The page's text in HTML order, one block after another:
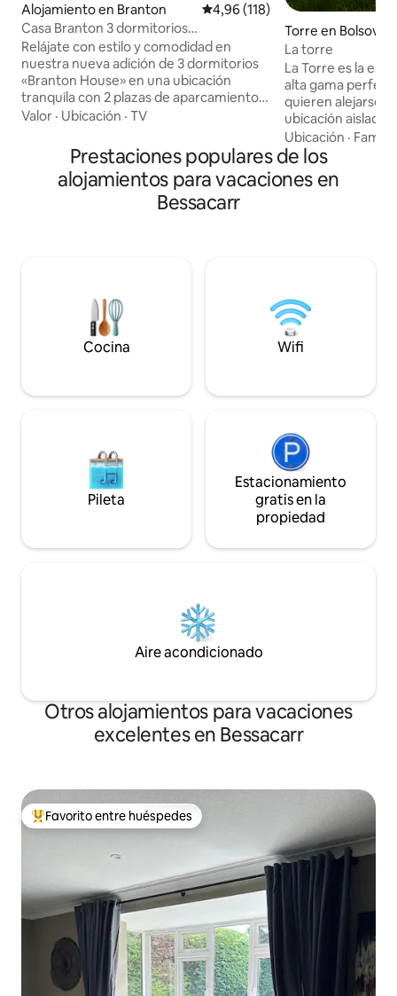
Alojamiento en Branton Calificación promedio: 4,96 de
4,96 (118)
Casa Branton 3 dormitorios
familia/trabajo/5 minutos a YWP
Relájate con estilo y comodidad en
nuestra nueva adición de 3 dormitorios
«Branton House» en una ubicación
tranquila con 2 plazas de aparcamiento
designadas en el lugar, un bonito jardín
Branton House se ha modernizado a un
nivel muy alto y tiene todo lo que
necesitas y más de lo que un hotel tiene
que ofrecer para una estancia agradable
y relajante por negocios o placer.
Valor · Ubicación · TV
Torre en Bolsover
La torre
La Torre es la
alta gama
quieren alejarse
ubicación aislada y
Torre se ha
para su uso como
que
auxiliar no
reservas de 3
Ubicación · Familia
Prestaciones populares de los
alojamientos para vacaciones en
Bessacarr
Cocina Wifi
Pileta
Estacionamiento
gratis en la
propiedad
Aire acondicionado
Otros alojamientos para vacaciones
excelentes en Bessacarr
Favorito entre los huéspedes más destacados
Favorito entre huéspedes